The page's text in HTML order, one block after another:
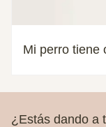
Mi perro tiene
¿Estás dando a